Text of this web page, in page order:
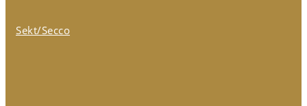
Sekt/Secco